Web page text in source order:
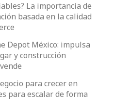
La importancia de
basada en la calidad
Depot México: impulsa
y construcción
para crecer en
para escalar de forma